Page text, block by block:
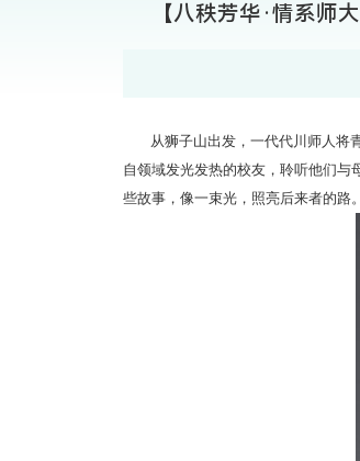
【八秩芳华·情系
从狮子山出发，一代代川师人将
自领域发光发热的校友，聆听他们与
些故事，像一束光，照亮后来者的路。